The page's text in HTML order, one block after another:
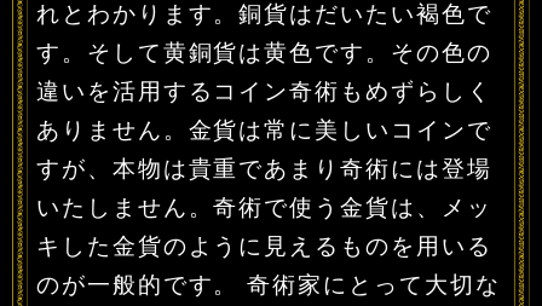
れとわかります。銅貨はだいたい褐色で
す。そして黄銅貨は黄色です。その色の
違いを活用するコイン奇術もめずらしく
ありません。金貨は常に美しいコインで
すが、本物は貴重であまり奇術には登場
いたしません。奇術で使う金貨は、メッ
キした金貨のように見えるものを用いる
のが一般的です。 奇術家にとって大切な